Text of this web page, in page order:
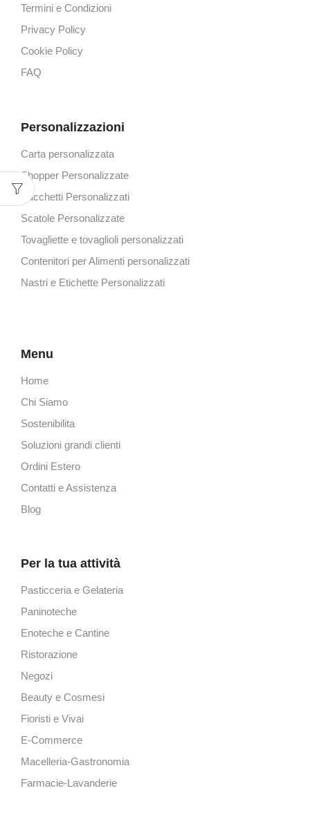
Termini e Condizioni
Privacy Policy
Cookie Policy
FAQ
Personalizzazioni
Carta personalizzata
Shopper Personalizzate
Sacchetti Personalizzati
Scatole Personalizzate
Tovagliette e tovaglioli personalizzati
Contenitori per Alimenti personalizzati
Nastri e Etichette Personalizzati
Menu
Home
Chi Siamo
Sostenibilita
Soluzioni grandi clienti
Ordini Estero
Contatti e Assistenza
Blog
Per la tua attività
Pasticceria e Gelateria
Paninoteche
Enoteche e Cantine
Ristorazione
Negozi
Beauty e Cosmesi
Fioristi e Vivai
E-Commerce
Macelleria-Gastronomia
Farmacie-Lavanderie